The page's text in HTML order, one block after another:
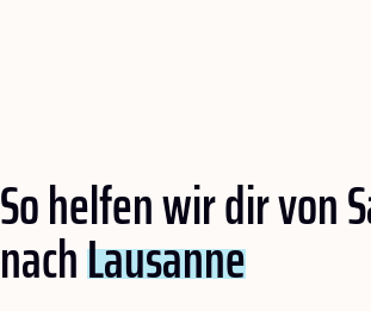
So helfen wir dir von
nachLausanne